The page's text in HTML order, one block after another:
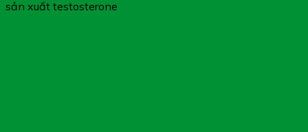
sản xuất testosterone